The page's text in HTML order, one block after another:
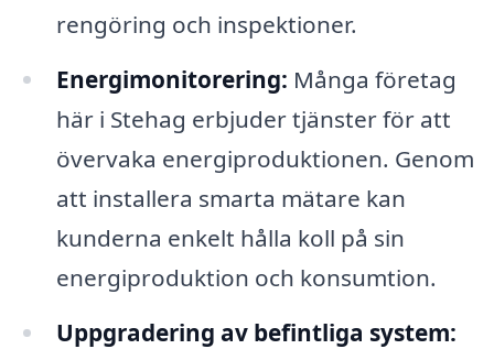
rengöring och inspektioner.
Energimonitorering: Många företag
här i Stehag erbjuder tjänster för att
övervaka energiproduktionen. Genom
att installera smarta mätare kan
kunderna enkelt hålla koll på sin
energiproduktion och konsumtion.
Uppgradering av befintliga system: